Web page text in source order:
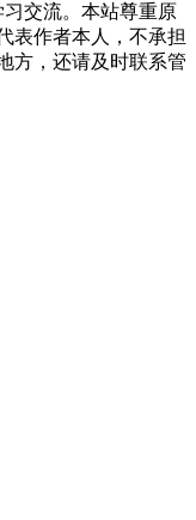
交流。本站尊重原
表作者本人，不承担
方，还请及时联系管